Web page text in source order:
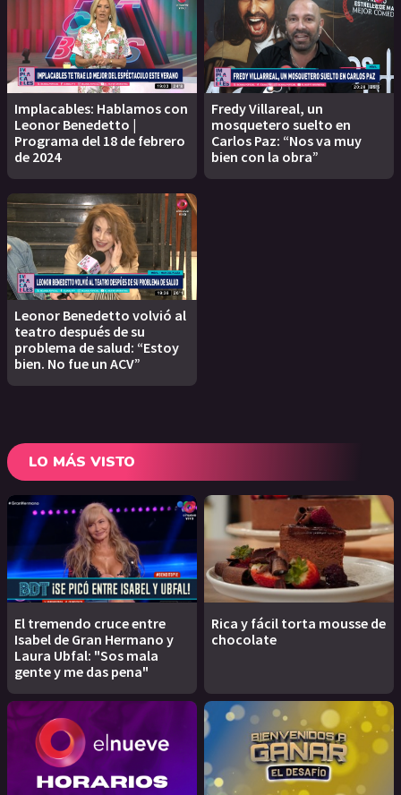
Implacables: Hablamos con
Leonor Benedetto |
Programa del 18 de febrero
de 2024
Fredy Villareal, un
mosquetero suelto en
Carlos Paz: “Nos va muy
bien con la obra”
Leonor Benedetto volvió al
teatro después de su
problema de salud: “Estoy
bien. No fue un ACV”
LO MÁS VISTO
El tremendo cruce entre
Isabel de Gran Hermano y
Laura Ubfal: "Sos mala
gente y me das pena"
Rica y fácil torta mousse de
chocolate